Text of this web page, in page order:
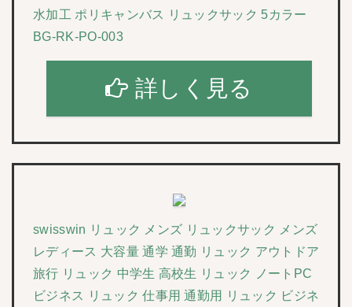
水加工 ポリキャンバス リュックサック 5カラー
BG-RK-PO-003
詳しく見る
swisswin リュック メンズ リュックサック メンズ
レディース 大容量 通学 通勤 リュック アウトドア
旅行 リュック 中学生 高校生 リュック ノートPC
ビジネス リュック 仕事用 通勤用 リュック ビジネ